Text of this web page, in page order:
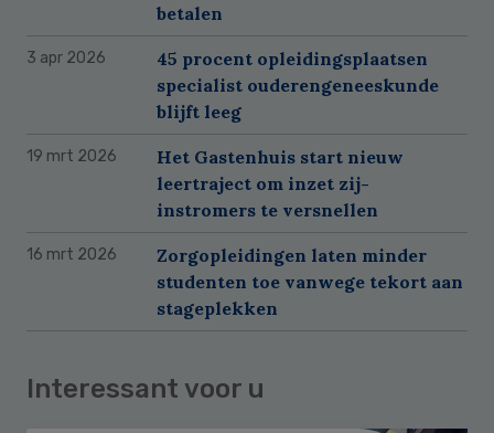
betalen
3 apr 2026
45 procent opleidingsplaatsen
specialist ouderengeneeskunde
blijft leeg
19 mrt 2026
Het Gastenhuis start nieuw
leertraject om inzet zij-
instromers te versnellen
16 mrt 2026
Zorgopleidingen laten minder
studenten toe vanwege tekort aan
stageplekken
Interessant voor u